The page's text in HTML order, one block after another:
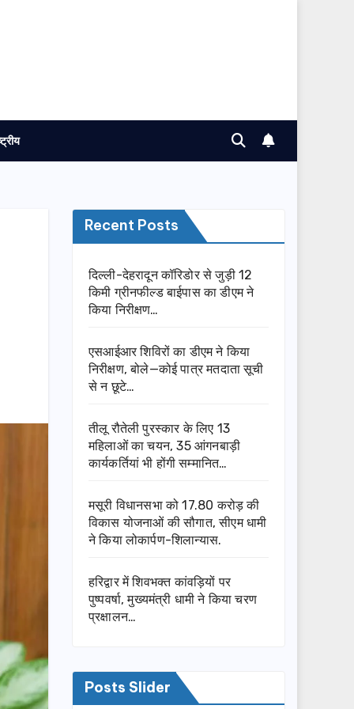
Recent Posts
दिल्ली-देहरादून कॉरिडोर से जुड़ी 12
किमी ग्रीनफील्ड बाईपास का डीएम ने
किया निरीक्षण…
एसआईआर शिविरों का डीएम ने किया
निरीक्षण, बोले—कोई पात्र मतदाता सूची
से न छूटे…
तीलू रौतेली पुरस्कार के लिए 13
महिलाओं का चयन, 35 आंगनबाड़ी
कार्यकर्तियां भी होंगी सम्मानित…
मसूरी विधानसभा को 17.80 करोड़ की
विकास योजनाओं की सौगात, सीएम धामी
ने किया लोकार्पण-शिलान्यास.
हरिद्वार में शिवभक्त कांवड़ियों पर
पुष्पवर्षा, मुख्यमंत्री धामी ने किया चरण
प्रक्षालन…
Posts Slider